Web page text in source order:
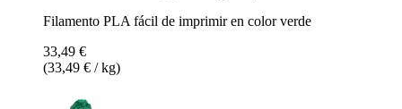
Filamento PLA fácil de imprimir en color verde
33,49 €
(33,49 € / kg)